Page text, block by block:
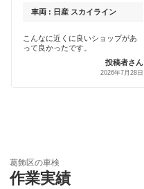
品川区
渋谷区
世田谷区
ハイブリッド車OK
車検館
出光リテール車検
アーリー車検
車両 : 日産 スカイライン
こんなに近くに良いショップがあ
って良かったです。
投稿者さん
2026年7月28日
葛飾区の車検
作業実績